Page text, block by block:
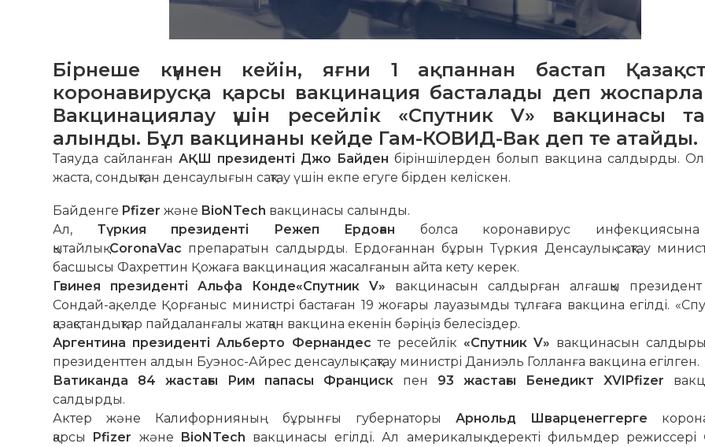
Бірнеше күннен кейін, яғни 1 ақпаннан бастап
коронавирусқа қарсы вакцинация басталады деп
Вакцинациялау үшін ресейлік «Спутник V» вакцинасы
алынды. Бұл вакцинаны кейде Гам-КОВИД-Вак деп те атайды.
Таяуда сайланғанАҚШ президенті Джо Байден біріншілерден болып вакцина салдырды. Ол
жаста, сондықтан денсаулығын сақтау үшін екпе егуге бірден келіскен.
Байденге Pfizer және BioNTech вакцинасы салынды.
Ал, Түркия президенті Режеп Ердоған болса коронавирус инфекциясына
қытайлықCoronaVac препаратын салдырды. Ердоғаннан бұрын Түркия Денсаулық сақтау
басшысы Фахреттин Қожаға вакцинация жасалғанын айта кету керек.
Гвинея президенті Альфа Конде«Спутник V» вакцинасын салдырған алғашқы
Сондай-ақ, елде Қорғаныс министрі бастаған 19 жоғары лауазымды тұлғаға вакцина егілді.
қазақстандықтар пайдаланғалы жатқан вакцина екенін бәріңіз белесіздер.
Аргентина президенті Альберто Фернандес те ресейлік «Спутник V» вакцинасын
президенттен алдын Буэнос-Айрес денсаулық сақтау министрі Даниэль Голланға вакцина егілген.
Ватиканда 84 жастағы Рим папасы Франциск пен 93 жастағы Бенедикт XVIPfizer
салдырды.
Актер және Калифорнияның бұрынғы губернаторыАрнольд Шварценеггерге
қарсы Pfizer және BioNTech вакцинасы егілді. Ал америкалық деректі фильмдер режиссері